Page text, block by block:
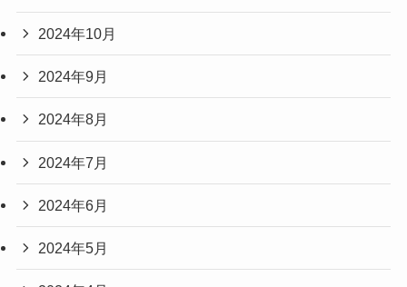
2024年10月
2024年9月
2024年8月
2024年7月
2024年6月
2024年5月